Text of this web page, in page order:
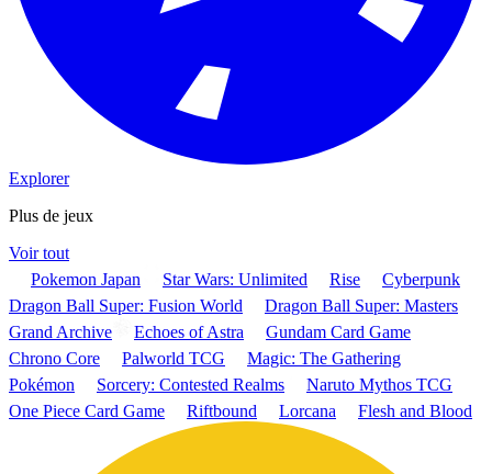
Explorer
Plus de jeux
Voir tout
Pokemon Japan
Star Wars: Unlimited Rise
Cyberpunk
Dragon Ball Super: Fusion World
Dragon Ball Super: Masters
Grand Archive
Echoes of Astra
Gundam Card Game
Chrono Core
Palworld TCG
Magic: The Gathering
Pokémon
Sorcery: Contested Realms
Naruto Mythos TCG
One Piece Card Game
Riftbound Lorcana Flesh and Blood